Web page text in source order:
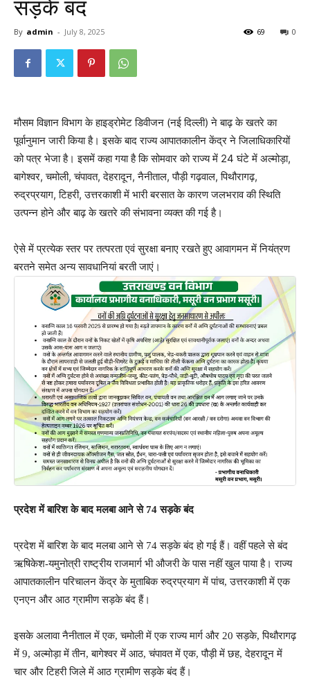
सड़के बंद
By admin - July 8, 2025 0
69
मौसम विज्ञान विभाग के हाइड्रोमेट डिवीजन (नई दिल्ली) ने बाढ़ के खतरे का
पूर्वानुमान जारी किया है। इसके बाद राज्य आपातकालीन केंद्र ने जिलाधिकारियों
को पत्र भेजा है। इसमें कहा गया है कि सोमवार को राज्य में 24 घंटे में अल्मोड़ा,
बागेश्वर, चमोली, चंपावत, देहरादून, नैनीताल, पौड़ी गढ़वाल, पिथौरागढ़,
रुद्रप्रयाग, टिहरी, उत्तरकाशी में भारी बरसात के कारण जलभराव की स्थिति
उत्पन्न होने और बाढ़ के खतरे की संभावना व्यक्त की गई है।
ऐसे में प्रत्येक स्तर पर तत्परता एवं सुरक्षा बनाए रखते हुए आवागमन में नियंत्रण
बरतने समेत अन्य सावधानियां बरती जाएं।
प्रदेश में बारिश के बाद मलबा आने से 74 सड़के बंद
प्रदेश में बारिश के बाद मलबा आने से 74 सड़के बंद हो गई हैं। वहीं पहले से बंद
ऋषिकेश-यमुनोत्री राष्ट्रीय राजमार्ग भी औजरी के पास नहीं खुल पाया है। राज्य
आपातकालीन परिचालन केंद्र के मुताबिक रुद्रप्रयाग में पांच, उत्तरकाशी में एक
एनएन और आठ ग्रामीण सड़के बंद हैं।
इसके अलावा नैनीताल में एक, चमोली में एक राज्य मार्ग और 20 सड़के, पिथौरागढ़
में 9, अल्मोड़ा में तीन, बागेश्वर में आठ, चंपावत में एक, पौड़ी में छह, देहरादून में
चार और टिहरी जिले में आठ ग्रामीण सड़के बंद हैं।